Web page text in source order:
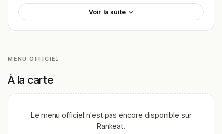
amateurs de viande apprécieront également le
de bœuf charolaisgrillé à la perfection. Pour trouver le
meilleur plat de L’Ours Blanc, découvre les avis des
clients séduits par la convivialité du lieu et la fraîcheur
validation humaine.
Cette description peut contenir des erreurs, n'hésitez pas à
établissement
Voir la suite
MENU OFFICIEL
À la carte
Le menu officiel n'est pas encore disponible sur
Rankeat.